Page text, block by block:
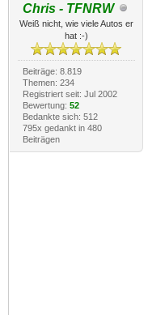
Chris - TFNRW
Weiß nicht, wie viele Autos er
hat :-)
Beiträge: 8.819
Themen: 234
Registriert seit: Jul 2002
Bewertung: 52
Bedankte sich: 512
795x gedankt in 480
Beiträgen